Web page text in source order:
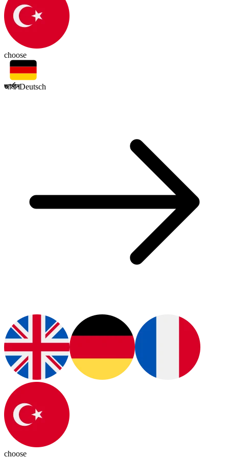
choose
জার্মানDeutsch
choose